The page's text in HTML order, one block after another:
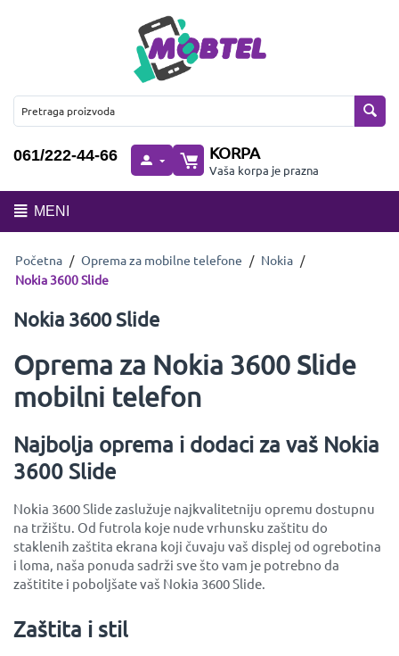
061/222-44-66 KORPA
Vaša korpa je prazna
MENI
Početna / Oprema za mobilne telefone / Nokia /
Nokia 3600 Slide
Nokia 3600 Slide
Oprema za Nokia 3600 Slide
mobilni telefon
Najbolja oprema i dodaci za vaš Nokia
3600 Slide
Nokia 3600 Slide zaslužuje najkvalitetniju opremu dostupnu
na tržištu. Od futrola koje nude vrhunsku zaštitu do
staklenih zaštita ekrana koji čuvaju vaš displej od ogrebotina
i loma, naša ponuda sadrži sve što vam je potrebno da
zaštitite i poboljšate vaš Nokia 3600 Slide.
Zaštita i stil